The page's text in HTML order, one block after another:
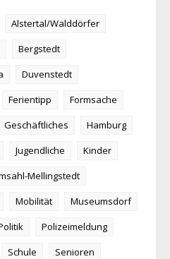
Alstertal/Walddörfer
Bergstedt
Duvenstedt
Ferientipp
Formsache
Geschäftliches
Hamburg
Jugendliche
Kinder
Mellingstedt
Mobilität
Museumsdorf
Polizeimeldung
Schule
Senioren